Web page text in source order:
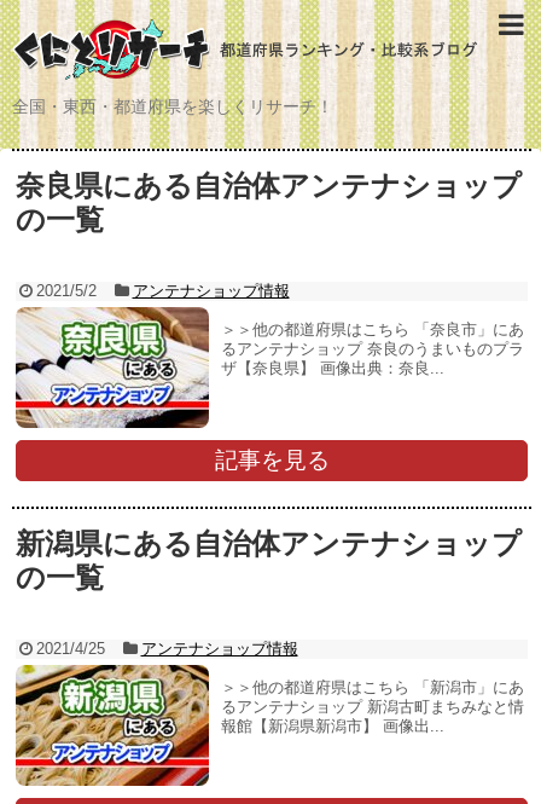
全国・東西・都道府県を楽しくリサーチ！
奈良県にある自治体アンテナショップ
の一覧
2021/5/2 アンテナショップ情報
＞＞他の都道府県はこちら 「奈良市」にあ
るアンテナショップ 奈良のうまいものプラ
ザ【奈良県】 画像出典：奈良...
記事を見る
新潟県にある自治体アンテナショップ
の一覧
2021/4/25 アンテナショップ情報
＞＞他の都道府県はこちら 「新潟市」にあ
るアンテナショップ 新潟古町まちみなと情
報館【新潟県新潟市】 画像出...